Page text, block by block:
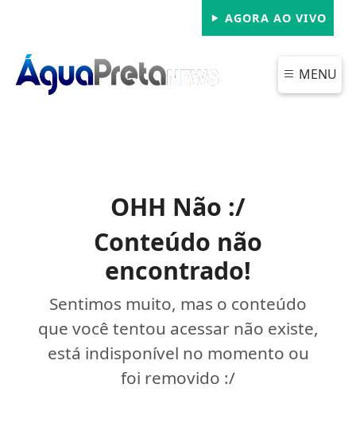
AGORA AO VIVO
MENU
OHH Não :/
Conteúdo não
encontrado!
Sentimos muito, mas o conteúdo
que você tentou acessar não existe,
está indisponível no momento ou
foi removido :/